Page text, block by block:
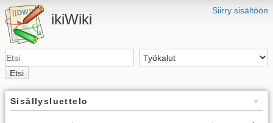
Siirry sisältöön
ikiWiki
Etsi
Sisällysluettelo